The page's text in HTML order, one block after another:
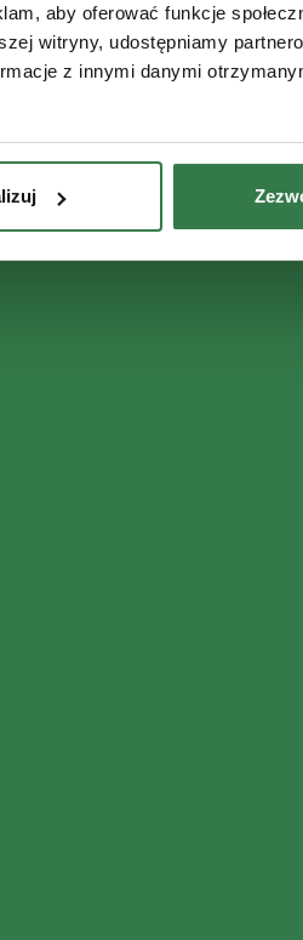
aby oferować funkcje
witryny, udostępniamy
z innymi danymi